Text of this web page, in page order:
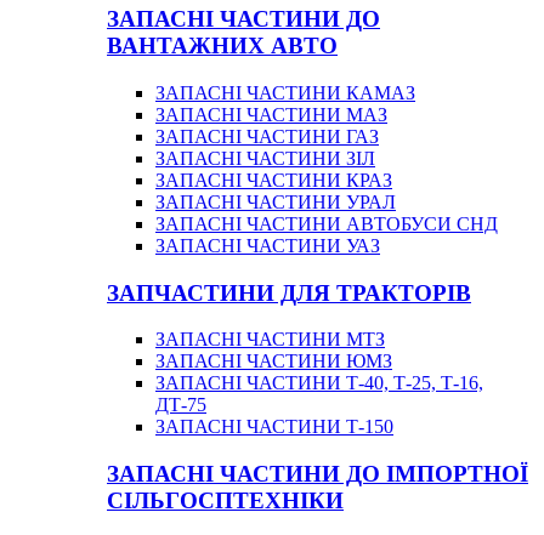
ЗАПАСНІ ЧАСТИНИ ДО
ВАНТАЖНИХ АВТО
ЗАПАСНІ ЧАСТИНИ КАМАЗ
ЗАПАСНІ ЧАСТИНИ МАЗ
ЗАПАСНІ ЧАСТИНИ ГАЗ
ЗАПАСНІ ЧАСТИНИ ЗІЛ
ЗАПАСНІ ЧАСТИНИ КРАЗ
ЗАПАСНІ ЧАСТИНИ УРАЛ
ЗАПАСНІ ЧАСТИНИ АВТОБУСИ СНД
ЗАПАСНІ ЧАСТИНИ УАЗ
ЗАПЧАСТИНИ ДЛЯ ТРАКТОРІВ
ЗАПАСНІ ЧАСТИНИ МТЗ
ЗАПАСНІ ЧАСТИНИ ЮМЗ
ЗАПАСНІ ЧАСТИНИ Т-40, Т-25, Т-16,
ДТ-75
ЗАПАСНІ ЧАСТИНИ Т-150
ЗАПАСНІ ЧАСТИНИ ДО ІМПОРТНОЇ
СІЛЬГОСПТЕХНІКИ